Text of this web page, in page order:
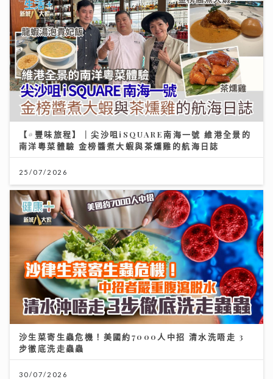
【#豐味旅程】｜尖沙咀iSQUARE南海一號 維港全景的
南洋粵菜體驗 金榜醬煮大蝦與茶燻雞的航海日誌
25/07/2026
沙生菜寄生蟲危機！美國約7000人中招 清水洗唔走 3
步徹底洗走蟲蟲
30/07/2026